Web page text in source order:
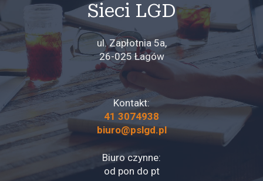
Sieci LGD
ul. Zapłotnia 5a,
26-025 Łagów
Kontakt:
41 3074938
biuro@pslgd.pl
Biuro czynne:
od pon do pt